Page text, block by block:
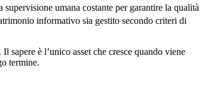
umana costante per garantire la qualità
informativo sia gestito secondo criteri di
è l’unico asset che cresce quando viene
termine.